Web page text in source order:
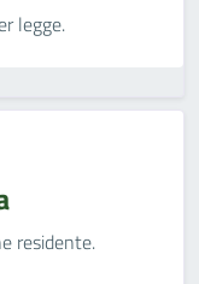
legge.
residente.